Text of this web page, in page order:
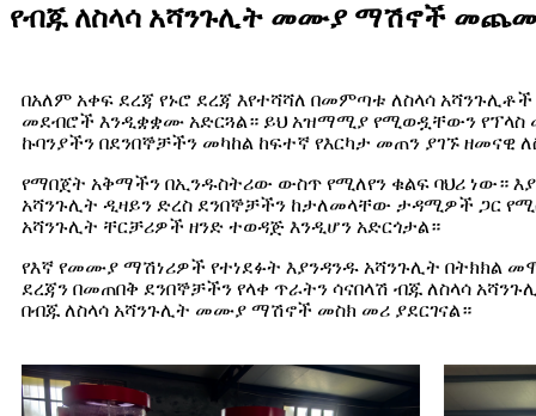
የብጁ ለስላሳ አሻንጉሊት መሙያ ማሽኖች
በአለም አቀፍ ደረጃ የኑሮ ደረጃ እየተሻሻለ በመምጣቱ ለስላሳ
መደብሮች እንዲቋቋሙ አድርጓል። ይህ አዝማሚያ የሚወዷቸውን
ኩባንያችን በደንበኞቻችን መካከል ከፍተኛ የእርካታ መጠን ያገኙ
የማበጀት አቅማችን በኢንዱስትሪው ውስጥ የሚለየን ቁልፍ ባህሪ ነው።
አሻንጉሊት ዲዛይን ድረስ ደንበኞቻችን ከታለመላቸው ታዳሚዎች ጋር
አሻንጉሊት ቸርቻሪዎች ዘንድ ተወዳጅ እንዲሆን አድርጎታል።
የእኛ የመሙያ ማሽነሪዎች የተነደፉት እያንዳንዱ አሻንጉሊት በትክክል
ደረጃን በመጠበቅ ደንበኞቻችን የላቀ ጥራትን ሳናበላሽ ብጁ ለስላሳ
በብጁ ለስላሳ አሻንጉሊት መሙያ ማሽኖች መስክ መሪ ያደርገናል።